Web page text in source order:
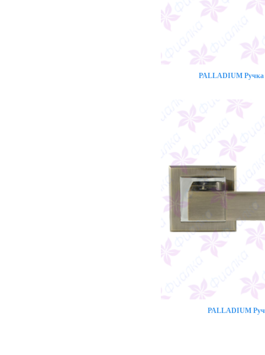
PALLADIUM Ручка
PALLADIUM